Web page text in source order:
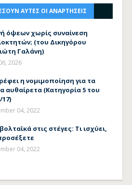
ΑΥΤΕΣ ΟΙ ΑΝΑΡΤΗΣΕΙΣ
όψεων χωρίς συναίνεση
(του Δικηγόρου
Γαλάνη)
2026
η νομιμοποίηση για τα
αυθαίρετα (Κατηγορία 5 του
17)
04, 2022
στις στέγες: Τι ισχύει,
04, 2022